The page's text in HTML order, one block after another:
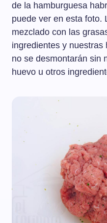
de la hamburguesa
puede ver en esta foto.
mezclado con las
ingredientes y
no se desmontarán sin
huevo u otros